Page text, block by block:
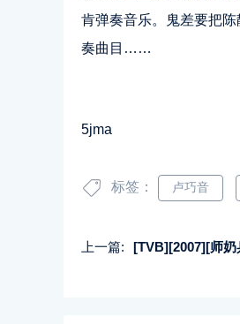
肯弹奏音乐。鬼差要把
奏曲目……
5jma
标签： 卢巧音
上一篇: [TVB][2007][师奶兵团][谢天华/邓萃雯/